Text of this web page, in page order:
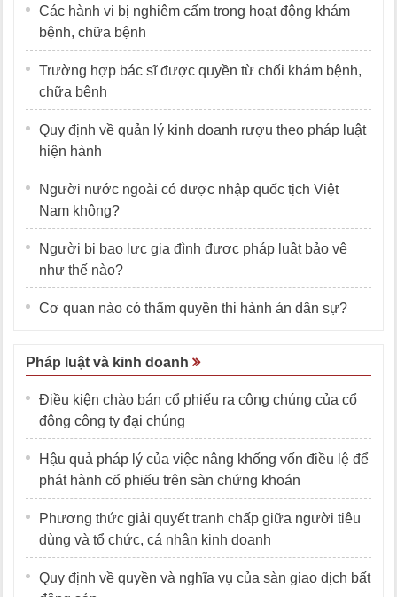
Các hành vi bị nghiêm cấm trong hoạt động khám
bệnh, chữa bệnh
Trường hợp bác sĩ được quyền từ chối khám bệnh,
chữa bệnh
Quy định về quản lý kinh doanh rượu theo pháp luật
hiện hành
Người nước ngoài có được nhập quốc tịch Việt
Nam không?
Người bị bạo lực gia đình được pháp luật bảo vệ
như thế nào?
Cơ quan nào có thẩm quyền thi hành án dân sự?
Pháp luật và kinh doanh
Điều kiện chào bán cổ phiếu ra công chúng của cổ
đông công ty đại chúng
Hậu quả pháp lý của việc nâng khống vốn điều lệ để
phát hành cổ phiếu trên sàn chứng khoán
Phương thức giải quyết tranh chấp giữa người tiêu
dùng và tổ chức, cá nhân kinh doanh
Quy định về quyền và nghĩa vụ của sàn giao dịch bất